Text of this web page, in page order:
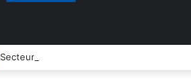
Secteur des cycles et motocycles : vers